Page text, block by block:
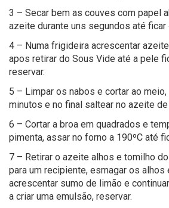
3 – Secar bem as couves com papel
azeite durante uns segundos até ficar
4 – Numa frigideira acrescentar
apos retirar do Sous Vide até a pele
reservar.
5 – Limpar os nabos e cortar ao
minutos e no final saltear no azeite
6 – Cortar a broa em quadrados e
pimenta, assar no forno a 190ºC até
7 – Retirar o azeite alhos e tomilho
para um recipiente, esmagar os alhos
acrescentar sumo de limão e
a criar uma emulsão, reservar.